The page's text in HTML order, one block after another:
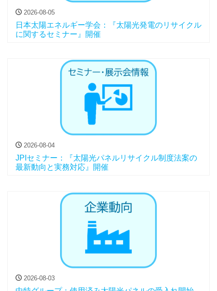
2026-08-05
日本太陽エネルギー学会：『太陽光発電のリサイクル
に関するセミナー』開催
2026-08-04
JPIセミナー：『太陽光パネルリサイクル制度法案の
最新動向と実務対応』開催
2026-08-03